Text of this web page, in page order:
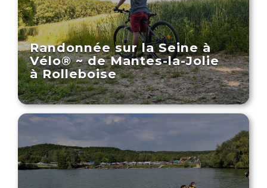
Randonnée sur la Seine à
Vélo® ~ de Mantes-la-Jolie
à Rolleboise